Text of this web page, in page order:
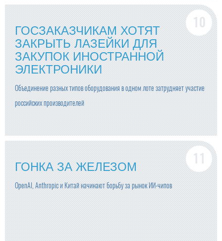
ГОСЗАКАЗЧИКАМ ХОТЯТ
ЗАКРЫТЬ ЛАЗЕЙКИ ДЛЯ
ЗАКУПОК ИНОСТРАННОЙ
ЭЛЕКТРОНИКИ
Объединение разных типов оборудования в одном лоте затрудняет участие
российских производителей
ГОНКА ЗА ЖЕЛЕЗОМ
OpenAI, Anthropic и Китай начинают борьбу за рынок ИИ-чипов